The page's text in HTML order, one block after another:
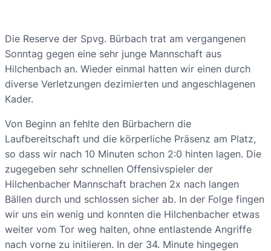
Die Reserve der Spvg. Bürbach trat am vergangenen
Sonntag gegen eine sehr junge Mannschaft aus
Hilchenbach an. Wieder einmal hatten wir einen durch
diverse Verletzungen dezimierten und angeschlagenen
Kader.
Von Beginn an fehlte den Bürbachern die
Laufbereitschaft und die körperliche Präsenz am Platz,
so dass wir nach 10 Minuten schon 2:0 hinten lagen. Die
zugegeben sehr schnellen Offensivspieler der
Hilchenbacher Mannschaft brachen 2x nach langen
Bällen durch und schlossen sicher ab. In der Folge fingen
wir uns ein wenig und konnten die Hilchenbacher etwas
weiter vom Tor weg halten, ohne entlastende Angriffe
nach vorne zu initiieren. In der 34. Minute hingegen